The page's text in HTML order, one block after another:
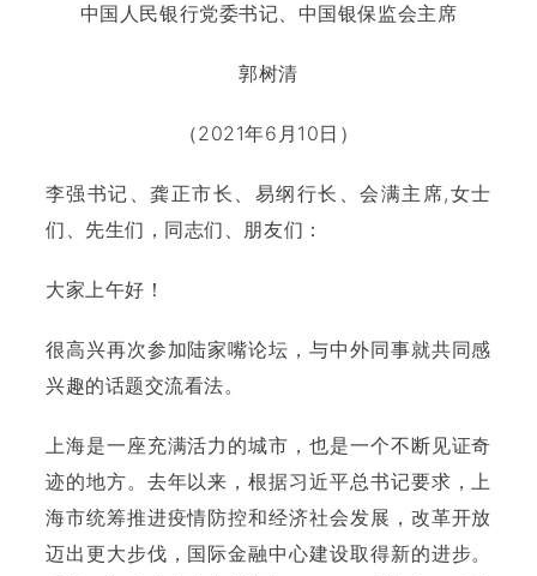
中国人民银行党委书记、中国银保监会主席
郭树清
（2021年6月10日）
李强书记、龚正市长、易纲行长、会满主席,女士
们、先生们，同志们、朋友们：
大家上午好！
很高兴再次参加陆家嘴论坛，与中外同事就共同感
兴趣的话题交流看法。
上海是一座充满活力的城市，也是一个不断见证奇
迹的地方。去年以来，根据习近平总书记要求，上
海市统筹推进疫情防控和经济社会发展，改革开放
迈出更大步伐，国际金融中心建设取得新的进步。